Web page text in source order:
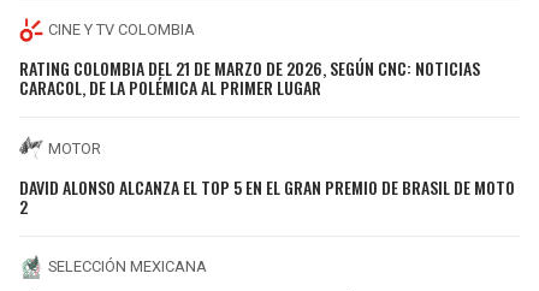
CINE Y TV COLOMBIA
RATING COLOMBIA DEL 21 DE MARZO DE 2026, SEGÚN CNC: NOTICIAS
CARACOL, DE LA POLÉMICA AL PRIMER LUGAR
MOTOR
DAVID ALONSO ALCANZA EL TOP 5 EN EL GRAN PREMIO DE BRASIL DE MOTO
2
SELECCIÓN MEXICANA